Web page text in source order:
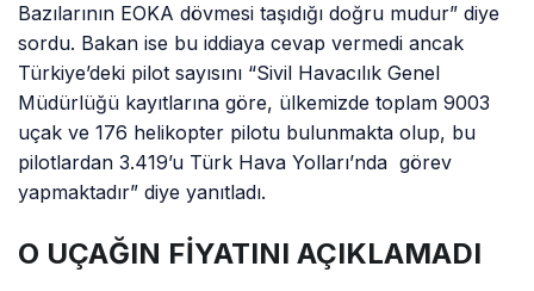
Bazılarının EOKA dövmesi taşıdığı doğru mudur” diye
sordu. Bakan ise bu iddiaya cevap vermedi ancak
Türkiye’deki pilot sayısını “Sivil Havacılık Genel
Müdürlüğü kayıtlarına göre, ülkemizde toplam 9003
uçak ve 176 helikopter pilotu bulunmakta olup, bu
pilotlardan 3.419’u Türk Hava Yolları’nda görev
yapmaktadır” diye yanıtladı.
O UÇAĞIN FİYATINI AÇIKLAMADI